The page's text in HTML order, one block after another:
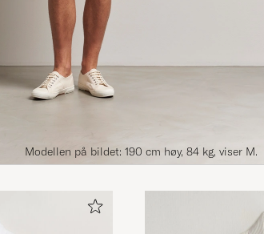
Modellen på bildet: 190 cm høy, 84 kg, viser M.